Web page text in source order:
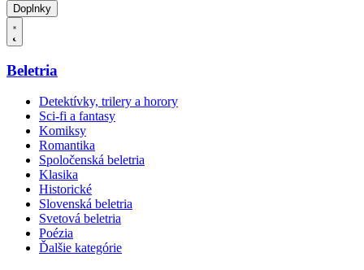
Doplnky
Beletria
Detektívky, trilery a horory
Sci-fi a fantasy
Komiksy
Romantika
Spoločenská beletria
Klasika
Historické
Slovenská beletria
Svetová beletria
Poézia
Ďalšie kategórie